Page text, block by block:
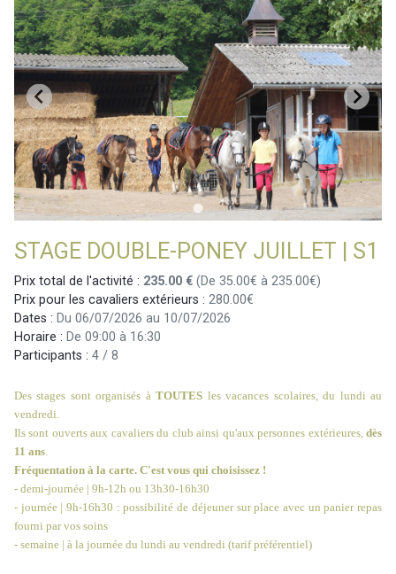
STAGE DOUBLE-PONEY JUILLET | S1
Prix total de l'activité : 235.00 € (De 35.00€ à 235.00€)
Prix pour les cavaliers extérieurs : 280.00€
Dates : Du 06/07/2026 au 10/07/2026
Horaire : De 09:00 à 16:30
Participants : 4 / 8
Des stages sont organisés àTOUTES les vacances scolaires, du lundi au
vendredi.
Ils sont ouverts aux cavaliers du club ainsi qu'aux personnes extérieures, dès
11 ans.
Fréquentation à la carte. C'est vous qui choisissez !
- demi-journée | 9h-12h ou 13h30-16h30
- journée | 9h-16h30 : possibilité de déjeuner sur place avec un panier repas
fourni par vos soins
- semaine | à la journée du lundi au vendredi (tarif préférentiel)